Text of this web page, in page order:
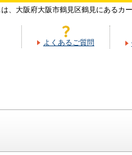
、大阪府大阪市鶴見区鶴見にあるカ
よくあるご質問